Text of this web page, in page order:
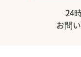
24
お問